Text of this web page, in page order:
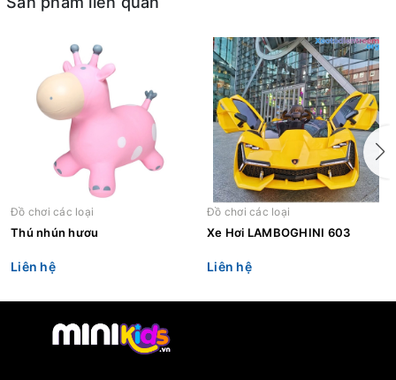
Đồ chơi các loại
Thú nhún hươu
Liên hệ
Đồ chơi các loại
Xe Hơi LAMBOGHINI 603
Liên hệ